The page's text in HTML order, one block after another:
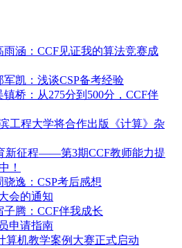
雨涵：CCF见证我的算法竞赛成
军凯：浅谈CSP备考经验
桥：从275分到500分，CCF伴
工程大学将合作出版《计算》杂
新征程——第3期CCF教师能力提
！
骁逸：CSP考后感想
会的通知
子腾：CCF伴我成长
申请指南
算机教学案例大赛正式启动